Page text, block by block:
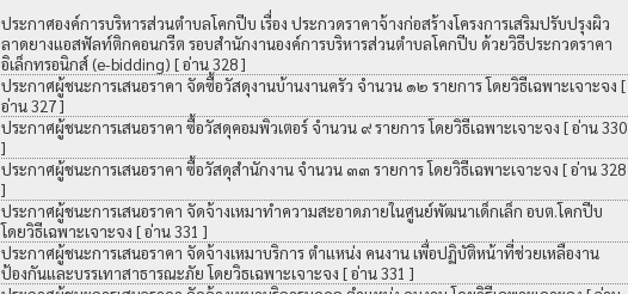
ประกาศองค์การบริหารส่วนตำบลโคกปีบ เรื่อง ประกวดราคาจ้างก่อสร้างโครงการเสริมปรับปรุงผิว
ลาดยางแอสฟัลท์ติกคอนกรีต รอบสำนักงานองค์การบริหารส่วนตำบลโคกปีบ ด้วยวิธีประกวดราคา
อิเล็กทรอนิกส์ (e-bidding) [ อ่าน 328 ]
ประกาศผู้ชนะการเสนอราคา จัดซื้อวัสดุงานบ้านงานครัว จำนวน ๑๒ รายการ โดยวิธีเฉพาะเจาะจง [
อ่าน 327 ]
ประกาศผู้ชนะการเสนอราคา ซื้อวัสดุคอมพิวเตอร์ จำนวน ๙ รายการ โดยวิธีเฉพาะเจาะจง [ อ่าน 330
]
ประกาศผู้ชนะการเสนอราคา ซื้อวัสดุสำนักงาน จำนวน ๓๓ รายการ โดยวิธีเฉพาะเจาะจง [ อ่าน 328
]
ประกาศผู้ชนะการเสนอราคา จัดจ้างเหมาทำความสะอาดภายในศูนย์พัฒนาเด็กเล็ก อบต.โคกปีบ
โดยวิธีเฉพาะเจาะจง [ อ่าน 331 ]
ประกาศผู้ชนะการเสนอราคา จัดจ้างเหมาบริการ ตำแหน่ง คนงาน เพื่อปฏิบัติหน้าที่ช่วยเหลืองาน
ป้องกันและบรรเทาสาธารณะภัย โดยวิธเฉพาะเจาะจง [ อ่าน 331 ]